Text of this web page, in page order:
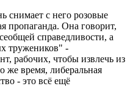
снимает с него розовые
пропаганда. Она говорит,
справедливости, а
тружеников" -
рабочих, чтобы извлечь из
же время, либеральная
- это всё ещё